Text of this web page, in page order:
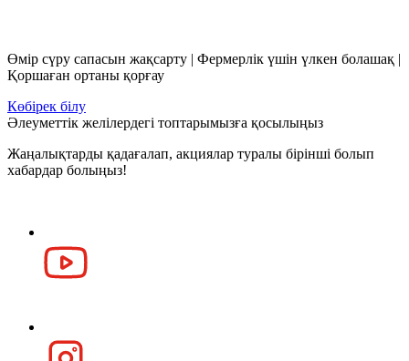
Өмір сүру сапасын жақсарту | Фермерлік үшін үлкен болашақ |
Қоршаған ортаны қорғау
Көбірек білу
Әлеуметтік желілердегі топтарымызға қосылыңыз
Жаңалықтарды қадағалап, акциялар туралы бірінші болып
хабардар болыңыз!